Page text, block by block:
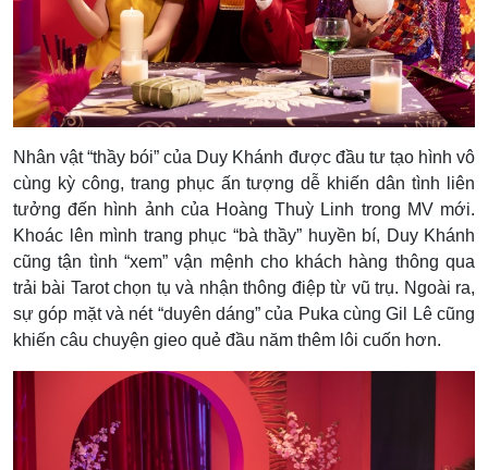
Nhân vật “thầy bói” của Duy Khánh được đầu tư tạo hình vô
cùng kỳ công, trang phục ấn tượng dễ khiến dân tình liên
tưởng đến hình ảnh của Hoàng Thuỳ Linh trong MV mới.
Khoác lên mình trang phục “bà thầy” huyền bí, Duy Khánh
cũng tận tình “xem” vận mệnh cho khách hàng thông qua
trải bài Tarot chọn tụ và nhận thông điệp từ vũ trụ. Ngoài ra,
sự góp mặt và nét “duyên dáng” của Puka cùng Gil Lê cũng
khiến câu chuyện gieo quẻ đầu năm thêm lôi cuốn hơn.